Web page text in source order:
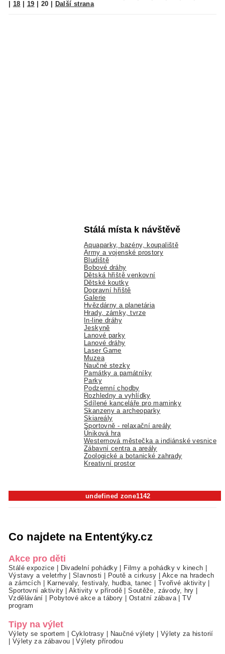
18 19 20 Další strana
Stálá místa k návštěvě
Aquaparky, bazény, koupaliště
Army a vojenské prostory
Bludiště
Bobové dráhy
Dětská hřiště venkovní
Dětské koutky
Dopravní hřiště
Galerie
Hvězdárny a planetária
Hrady, zámky, tvrze
In-line dráhy
Jeskyně
Lanové parky
Lanové dráhy
Laser Game
Muzea
Naučné stezky
Památky a památníky
Parky
Podzemní chodby
Rozhledny a vyhlídky
Sdílené kanceláře pro maminky
Skanzeny a archeoparky
Skiareály
Sportovně - relaxační areály
Úniková hra
Westernová městečka a indiánské vesnice
Zábavní centra a areály
Zoologické a botanické zahrady
Kreativní prostor
undefined zone1142
Co najdete na Ententýky.cz
Akce pro děti
Stálé expozice Divadelní pohádky Filmy a pohádky v kinech
Výstavy a veletrhy|Slavnosti Poutě a cirkusy
Akce na hradech
a zámcích
Karnevaly, festivaly, hudba, tanec Tvořivé aktivity
Sportovní aktivity|Aktivity v přírodě |Soutěže, závody, hry
Vzdělávání
Pobytové akce a tábory Ostatní zábava |TV
program
Tipy na výlet
Výlety se sportem Cyklotrasy Naučné výlety
Výlety za historií
Výlety za zábavou |Výlety přírodou